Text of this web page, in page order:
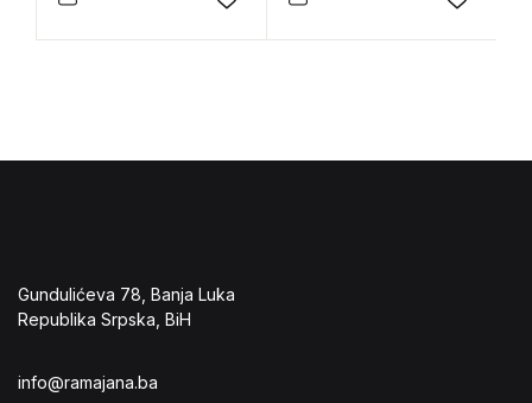
Add to wishlist Add to
Gundulićeva 78, Banja Luka
Republika Srpska, BiH
info@ramajana.ba